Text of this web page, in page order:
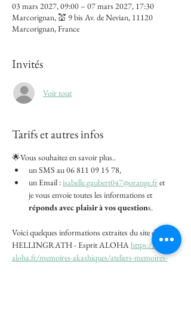
03 mars 2027, 09:00 – 07 mars 2027, 17:30
Marcorignan, 💒 9 bis Av. de Nevian, 11120
Marcorignan, France
Invités
Voir tout
Tarifs et autres infos
🌟Vous souhaitez en savoir plus..
un SMS au 06 811 09 15 78,
un Email : isabelle.gaubert047@orange.fr et
je vous envoie toutes les informations et
réponds avec plaisir à vos questions.
Voici quelques informations extraites du site de Tina
HELLINGRATH - Esprit ALOHA https://esprit-
aloha.fr/memoires-akashiques/ateliers-memoires-